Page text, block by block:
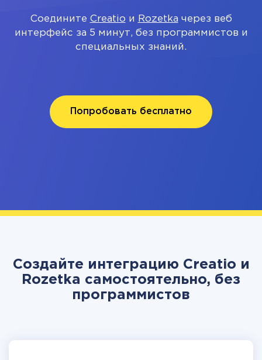
Соедините Creatio и Rozetka через веб
интерфейс за 5 минут, без программистов и
специальных знаний.
Попробовать бесплатно
Создайте интеграцию Creatio и
Rozetka самостоятельно, без
программистов